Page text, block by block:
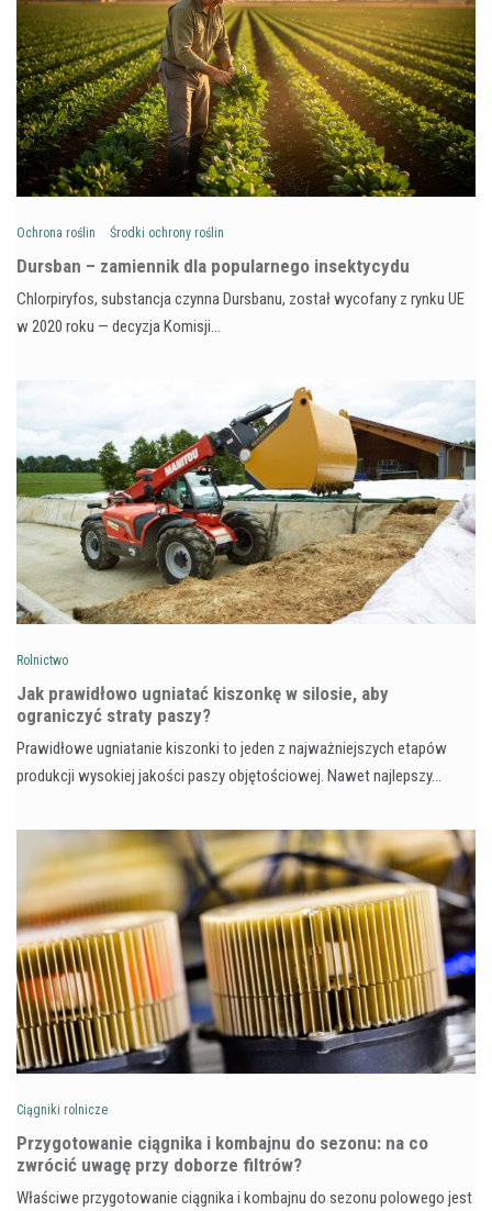
Ochrona roślin Środki ochrony roślin
Dursban – zamiennik dla popularnego insektycydu
Chlorpiryfos, substancja czynna Dursbanu, został wycofany z rynku UE
w 2020 roku — decyzja Komisji…
Rolnictwo
Jak prawidłowo ugniatać kiszonkę w silosie, aby
ograniczyć straty paszy?
Prawidłowe ugniatanie kiszonki to jeden z najważniejszych etapów
produkcji wysokiej jakości paszy objętościowej. Nawet najlepszy…
Ciągniki rolnicze
Przygotowanie ciągnika i kombajnu do sezonu: na co
zwrócić uwagę przy doborze filtrów?
Właściwe przygotowanie ciągnika i kombajnu do sezonu polowego jest